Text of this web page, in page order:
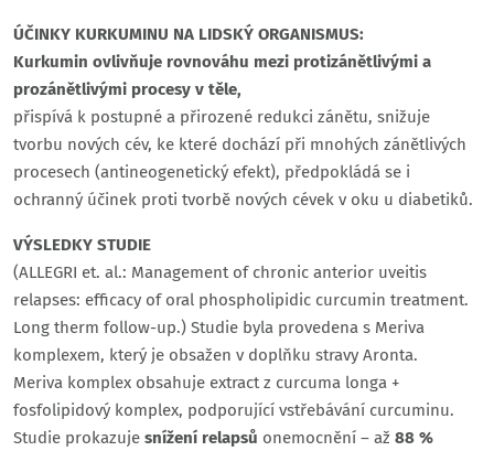
ÚČINKY KURKUMINU NA LIDSKÝ ORGANISMUS:
Kurkumin ovlivňuje rovnováhu mezi protizánětlivými a
prozánětlivými procesy v těle,
přispívá k postupné a přirozené redukci zánětu, snižuje
tvorbu nových cév, ke které dochází při mnohých zánětlivých
procesech (antineogenetický efekt), předpokládá se i
ochranný účinek proti tvorbě nových cévek v oku u diabetiků.
VÝSLEDKY STUDIE
(ALLEGRI et. al.: Management of chronic anterior uveitis
relapses: efficacy of oral phospholipidic curcumin treatment.
Long therm follow-up.) Studie byla provedena s Meriva
komplexem, který je obsažen v doplňku stravy Aronta.
Meriva komplex obsahuje extract z curcuma longa +
fosfolipidový komplex, podporující vstřebávání curcuminu.
Studie prokazuje snížení relapsů onemocnění – až 88 %